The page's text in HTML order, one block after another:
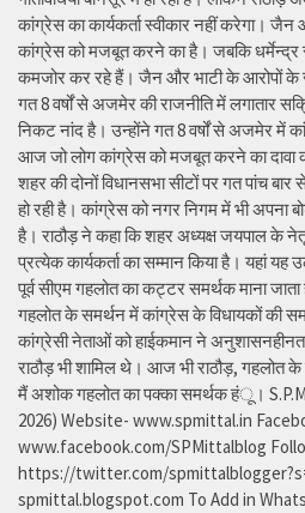
कांग्रेस का कार्यकर्ता स्वीकार नहीं करेगा। जैन
कांग्रेस को मजबूत करने का है। जबकि धर्मेन्द्र
कमजोर कर रहे हैं। जैन और भाटी के आरोपों के
गत 8 वर्षों से अजमेर की राजनीति में लगातार
निकट नांद है। उन्होंने गत 8 वर्षों से अजमेर में
आज जो लोग कांग्रेस को मजबूत करने का दावा
शहर की दोनों विधानसभा सीटों पर गत पांच बार
हो रही है। कांग्रेस को नगर निगम में भी अपना
है। राठौड़ ने कहा कि शहर अध्यक्ष जयपाल के
प्रत्येक कार्यकर्ता का सम्मान किया है। यहां यह
पूर्व सीएम गहलोत का कट्टर समर्थक माना
गहलोत के समर्थन में कांग्रेस के विधायकों की
कांग्रेसी नेताओं को हाईकमान ने
राठौड़ भी शामिल थे। आज भी राठौड़, गहलोत
मैं अशोक गहलोत का पक्का समर्थक हंू।
2026) Website- www.spmittal.in
www.facebook.com/SPMittalblog
https://twitter.com/
spmittal.blogspot.com To Add in